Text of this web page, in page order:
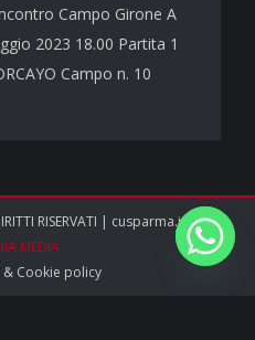
Campo Girone A
2023 18.00 Partita 1
Campo n. 10
RISERVATI | cusparma.it by
MEDIA
& Cookie policy